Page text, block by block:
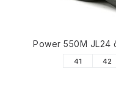
Power 550M JL24
41 42